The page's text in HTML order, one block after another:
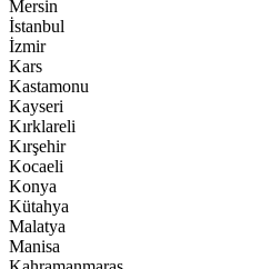
Mersin
İstanbul
İzmir
Kars
Kastamonu
Kayseri
Kırklareli
Kırşehir
Kocaeli
Konya
Kütahya
Malatya
Manisa